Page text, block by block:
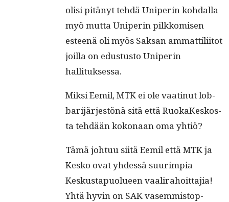
olisi pitänyt tehdä Uniperin kohdal­la
myö mut­ta Uniperin pilkkomisen
esteenä oli myös Sak­san ammat­tili­itot
joil­la on edus­tus­to Uniperin
hallituksessa.
Mik­si Eemil, MTK ei ole vaat­in­ut lob­
bar­i­jär­jestönä sitä että RuokaKeskos­
ta tehdään kokon­aan oma yhtiö?
Tämä johtuu siitä Eemil että MTK ja
Kesko ovat yhdessä suurimpia
Keskustapuolueen vaali­ra­hoit­ta­jia!
Yhtä hyvin on SAK vasem­mistop­